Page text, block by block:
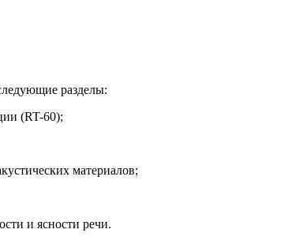
разделы:
(RT-60);
материалов;
и ясности речи.